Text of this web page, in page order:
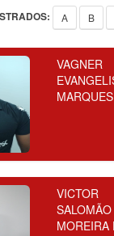
A B
VAGNER
MARQUES
VICTOR
SALOMÃO
MOREIRA